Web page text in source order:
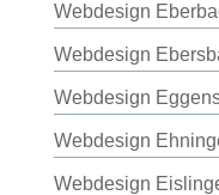
Webdesign
Webdesign
Webdesign
Webdesign
Webdesign